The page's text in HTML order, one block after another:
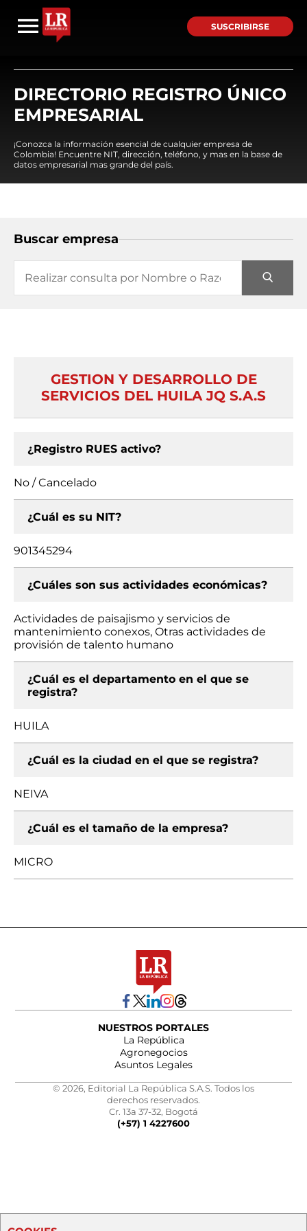
SUSCRIBIRSE
DIRECTORIO REGISTRO ÚNICO
EMPRESARIAL
¡Conozca la información esencial de cualquier empresa de
Colombia! Encuentre NIT, dirección, teléfono, y mas en la base de
datos empresarial mas grande del país.
Buscar empresa
GESTION Y DESARROLLO DE
SERVICIOS DEL HUILA JQ S.A.S
¿Registro RUES activo?
No / Cancelado
¿Cuál es su NIT?
901345294
¿Cuáles son sus actividades económicas?
Actividades de paisajismo y servicios de
mantenimiento conexos, Otras actividades de
provisión de talento humano
¿Cuál es el departamento en el que se
registra?
HUILA
¿Cuál es la ciudad en el que se registra?
NEIVA
¿Cuál es el tamaño de la empresa?
MICRO
NUESTROS PORTALES
La República
Agronegocios
Asuntos Legales
© 2026, Editorial La República S.A.S. Todos los
derechos reservados.
Cr. 13a 37-32, Bogotá
(+57) 1 4227600